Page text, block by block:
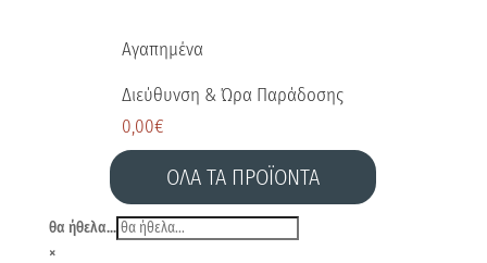
Αγαπημένα
Διεύθυνση & Ώρα Παράδοσης
0,00€
ΟΛΑ ΤΑ ΠΡΟΪΟΝΤΑ
θα ήθελα...
×